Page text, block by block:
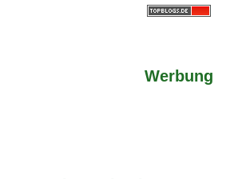
Werbung